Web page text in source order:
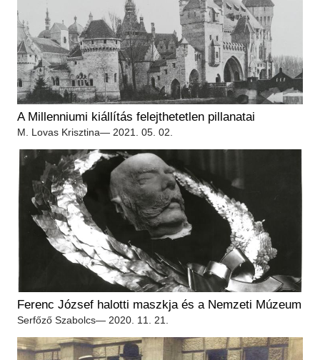
A Millenniumi kiállítás felejthetetlen pillanatai
M. Lovas Krisztina— 2021. 05. 02.
Ferenc József halotti maszkja és a Nemzeti Múzeum
Serfőző Szabolcs— 2020. 11. 21.